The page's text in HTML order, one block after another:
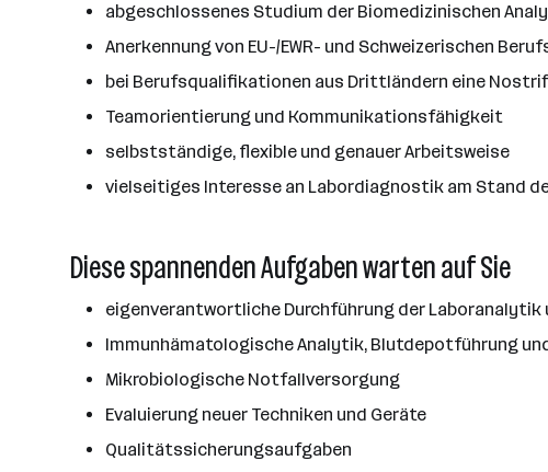
abgeschlossenes Studium der Biomedizinischen
Anerkennung von EU-/EWR- und Schweizerischen
bei Berufsqualifikationen aus Drittländern eine
Teamorientierung und Kommunikationsfähigkeit
selbstständige, flexible und genauer Arbeitsweise
vielseitiges Interesse an Labordiagnostik am Stand
Diese spannenden Aufgaben warten auf Sie
eigenverantwortliche Durchführung der
Immunhämatologische Analytik, Blutdepotführung
Mikrobiologische Notfallversorgung
Evaluierung neuer Techniken und Geräte
Qualitätssicherungsaufgaben